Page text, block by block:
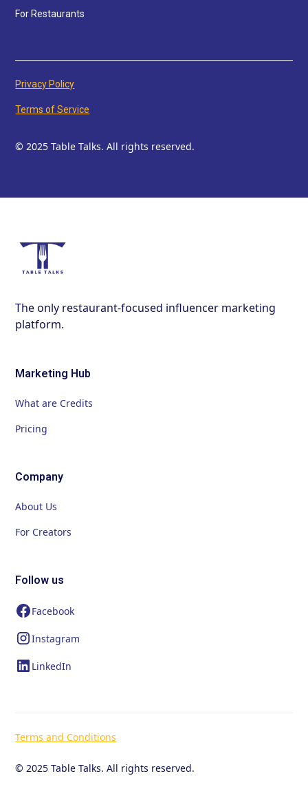
For Restaurants
© 2025 Table Talks. All rights reserved.
Privacy Policy
Terms of Service
The only restaurant-focused influencer marketing
platform.
Marketing Hub
What are Credits
Pricing
Company
About Us
For Creators
Follow us
Facebook
Instagram
LinkedIn
© 2025 Table Talks. All rights reserved.
Terms and Conditions